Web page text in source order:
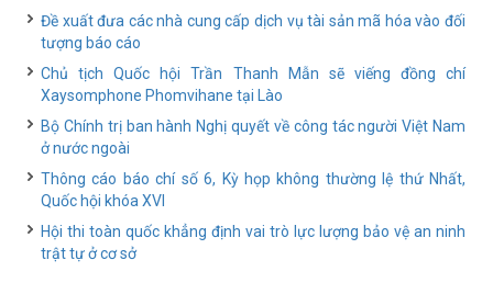
Đề xuất đưa các nhà cung cấp dịch vụ tài sản mã hóa vào đối
tượng báo cáo
Chủ tịch Quốc hội Trần Thanh Mẫn sẽ viếng đồng chí
Xaysomphone Phomvihane tại Lào
Bộ Chính trị ban hành Nghị quyết về công tác người Việt Nam
ở nước ngoài
Thông cáo báo chí số 6, Kỳ họp không thường lệ thứ Nhất,
Quốc hội khóa XVI
Hội thi toàn quốc khẳng định vai trò lực lượng bảo vệ an ninh
trật tự ở cơ sở